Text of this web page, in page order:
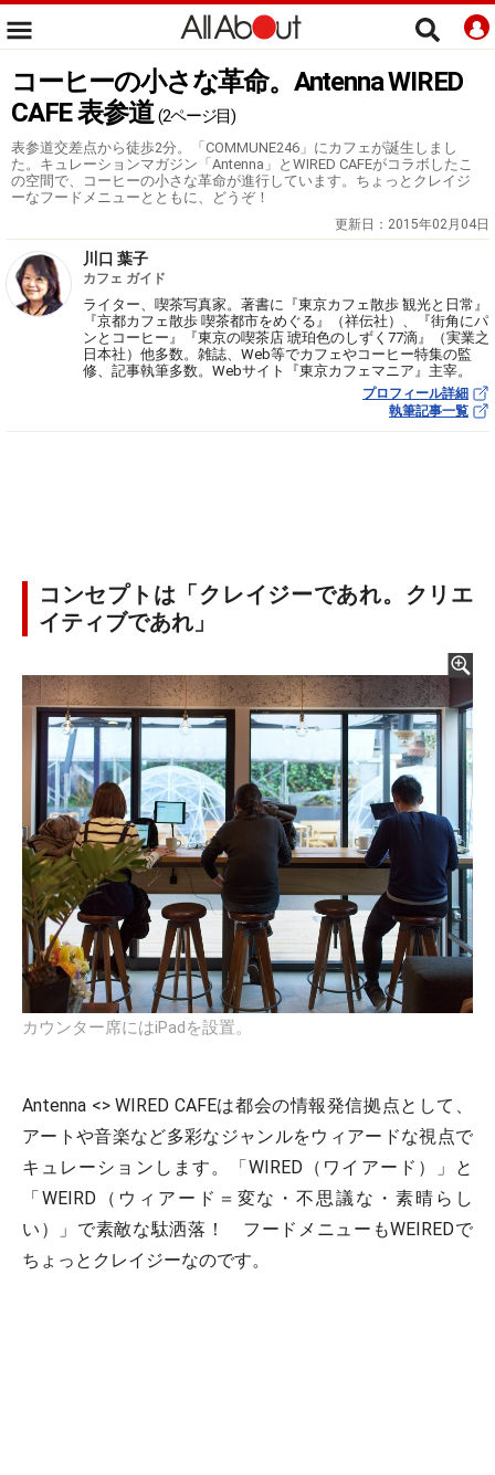
コーヒーの小さな革命。Antenna WIRED
CAFE 表参道 (2ページ目)
表参道交差点から徒歩2分。「COMMUNE246」にカフェが誕生しまし
た。キュレーションマガジン「Antenna」とWIRED CAFEがコラボしたこ
の空間で、コーヒーの小さな革命が進行しています。ちょっとクレイジ
ーなフードメニューとともに、どうぞ！
更新日： 2015年02月04日
川口 葉子
カフェ ガイド
ライター、喫茶写真家。著書に『東京カフェ散歩 観光と日常』
『京都カフェ散歩 喫茶都市をめぐる』（祥伝社）、『街角にパ
ンとコーヒー』『東京の喫茶店 琥珀色のしずく77滴』（実業之
日本社）他多数。雑誌、Web等でカフェやコーヒー特集の監
修、記事執筆多数。Webサイト『東京カフェマニア』主宰。
プロフィール詳細
執筆記事一覧
コンセプトは「クレイジーであれ。クリエ
イティブであれ」
カウンター席にはiPadを設置。
Antenna <> WIRED CAFEは都会の情報発信拠点として、
アートや音楽など多彩なジャンルをウィアードな視点で
キュレーションします。「WIRED（ワイアード）」と
「WEIRD（ウィアード＝変な・不思議な・素晴らし
い）」で素敵な駄洒落！ フードメニューもWEIREDで
ちょっとクレイジーなのです。